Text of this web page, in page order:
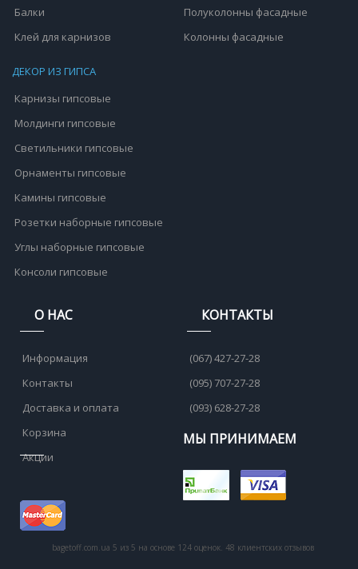
Балки
Клей для карнизов
Полуколонны фасадные
Колонны фасадные
ДЕКОР ИЗ ГИПСА
Карнизы гипсовые
Молдинги гипсовые
Светильники гипсовые
Орнаменты гипсовые
Камины гипсовые
Розетки наборные гипсовые
Углы наборные гипсовые
Консоли гипсовые
О НАС
Информация
Контакты
Доставка и оплата
Корзина
Акции
КОНТАКТЫ
(067) 427-27-28
(095) 707-27-28
(093) 628-27-28
МЫ ПРИНИМАЕМ
bagetoff.com.ua 5 из 5 на основе 124 оценок. 48 клиентских отзывов